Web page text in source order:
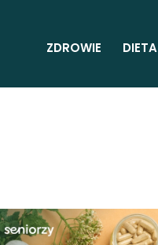
ZDROWIE DIETA